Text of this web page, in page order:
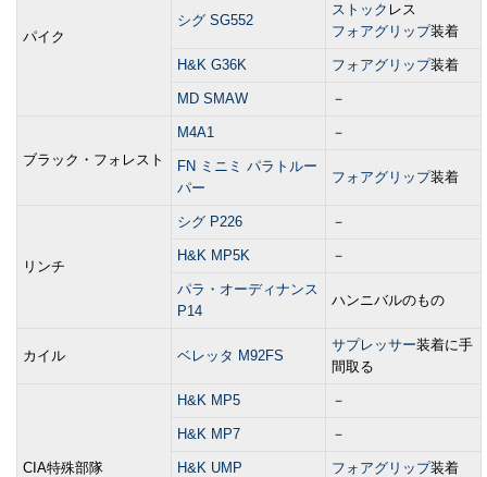
パイク
シグ SG552
ストック レス
フォアグリップ装着
H&K G36K フォアグリップ装着
MD SMAW －
ブラック・フォレスト
M4A1 －
FN ミニミ パラトルー
パー
フォアグリップ装着
リンチ
シグ P226 －
H&K MP5K －
パラ・オーディナンス
P14
ハンニバルのもの
カイル ベレッタ M92FS
サプレッサー装着に手
間取る
CIA特殊部隊
H&K MP5 －
H&K MP7 －
H&K UMP フォアグリップ装着